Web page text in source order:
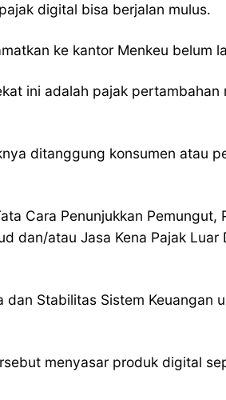
digital bisa berjalan mulus.
ke kantor Menkeu belum
ini adalah pajak pertambahan
ditanggung konsumen atau
Cara Penunjukkan Pemungut,
dan/atau Jasa Kena Pajak Luar
Stabilitas Sistem Keuangan
menyasar produk digital